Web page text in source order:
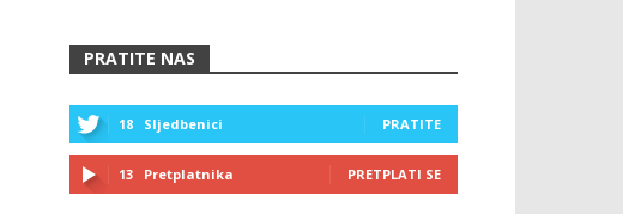
PRATITE NAS
18 Sljedbenici PRATITE
13 Pretplatnika PRETPLATI SE